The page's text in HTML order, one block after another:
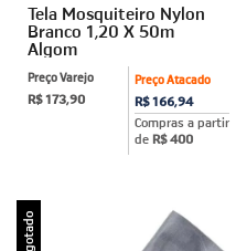
Tela Mosquiteiro Nylon
Branco 1,20 X 50m
Algom
Preço Atacado
R$ 166,94
Compras a partir
de R$ 400
Preço Varejo
R$ 173,90
Esgotado